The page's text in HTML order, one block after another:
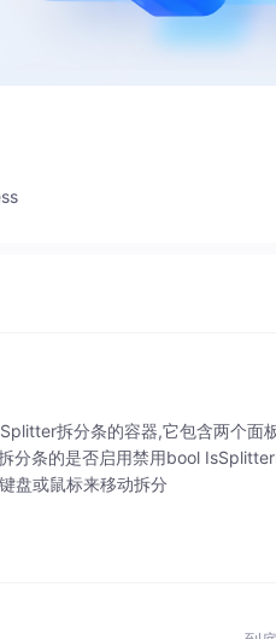
拆分条的容器,它包含两个面
分条的是否启用禁用bool
盘或鼠标来移动拆分